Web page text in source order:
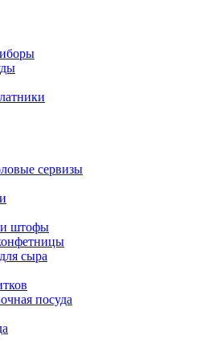
сервизы
и штофы
сыра
посуда